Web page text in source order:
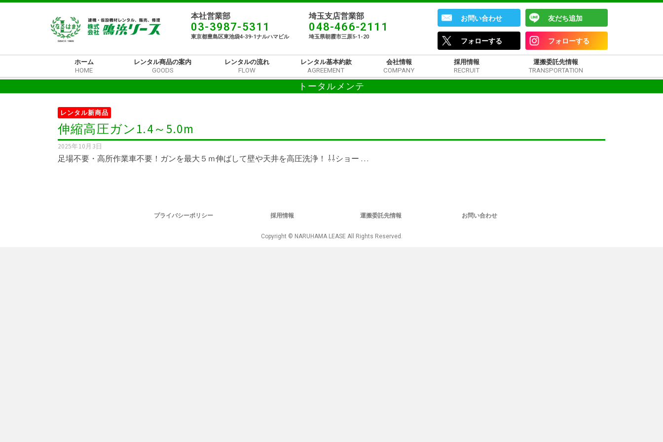
本社営業部​
03-3987-5311
東京都豊島区東池袋4-39-1ナルハマビル​
埼玉支店営業部
048-466-2111
埼玉県朝霞市三原5-1-20
お問い合わせ 友だち追加
フォローする フォローする
ホーム
HOME
レンタル商品の案内
GOODS
レンタルの流れ
FLOW
レンタル基本約款
AGREEMENT
会社情報
COMPANY
採用情報
RECRUIT
運搬委託先情報
TRANSPORTATION
トータルメンテ
レンタル新商品
伸縮高圧ガン1.4～5.0m
2025年10月3日
足場不要・高所作業車不要！ガンを最大５ｍ伸ばして壁や天井を高圧洗浄！ ⇩⇩ショー …
プライバシーポリシー 採用情報 運搬委託先情報 お問い合わせ
Copyright © NARUHAMA LEASE All Rights Reserved.